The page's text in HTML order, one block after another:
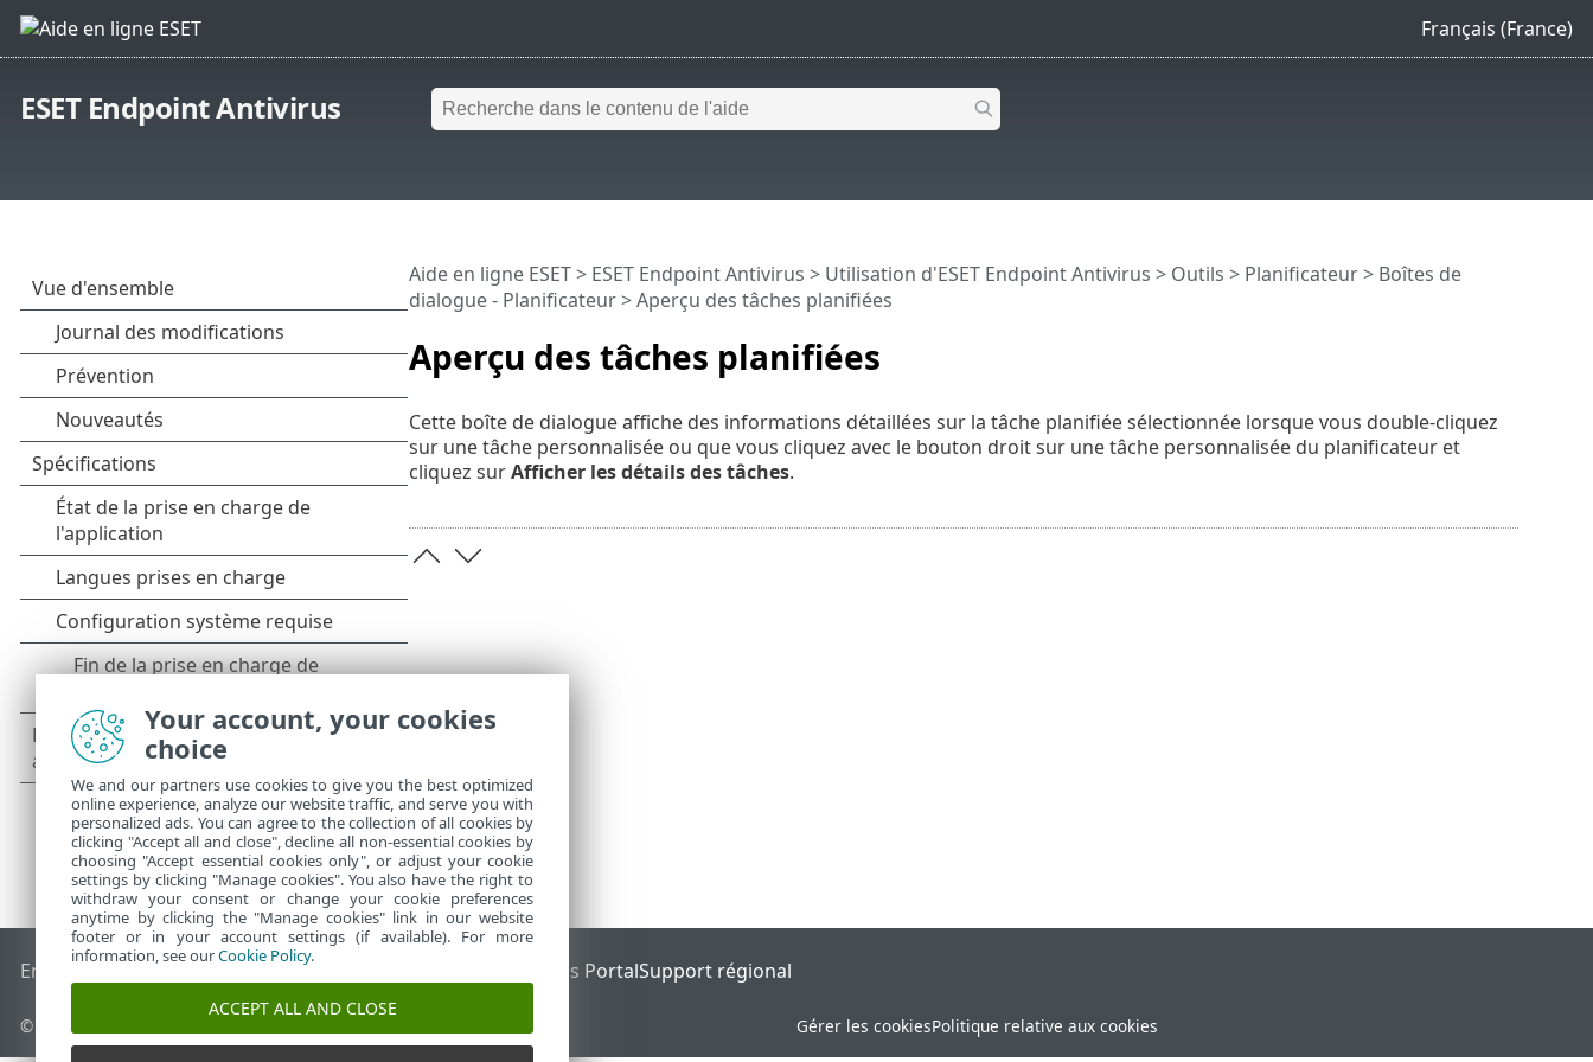
Français (France)
ESET Endpoint Antivirus
Aperçu des tâches planifiées
Aide en ligne ESET> ESET Endpoint Antivirus > Utilisation d'ESET Endpoint Antivirus > Outils > Planificateur> Boîtes de
dialogue - Planificateur > Aperçu des tâches planifiées
Cette boîte de dialogue affiche des informations détaillées sur la tâche planifiée sélectionnée lorsque vous double-cliquez
sur une tâche personnalisée ou que vous cliquez avec le bouton droit sur une tâche personnalisée du planificateur et
cliquez surAfficher les détails des tâches.
End of Life Base de connaissances ESET ESET Status PortalSupport régional
© 1992 - 2026 ESET, spol. s r.o. - Tous droits réservés. Gérer les cookiesPolitique relative aux cookies
Your account, your cookies
choice
We and our partners use cookies to give you the best optimized
online experience, analyze our website traffic, and serve you with
personalized ads. You can agree to the collection of all cookies by
clicking "Accept all and close", decline all non-essential cookies by
choosing "Accept essential cookies only", or adjust your cookie
settings by clicking "Manage cookies". You also have the right to
withdraw your consent or change your cookie preferences
anytime by clicking the "Manage cookies" link in our website
footer or in your account settings (if available). For more
information, see ourCookie Policy.
ACCEPT ALL AND CLOSE